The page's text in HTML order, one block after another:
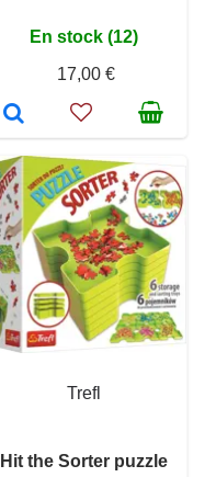
En stock (12)
17,00 €
Trefl
Hit the Sorter puzzle